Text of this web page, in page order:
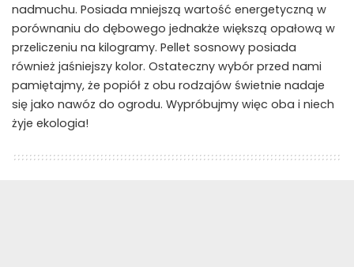
nadmuchu. Posiada mniejszą wartość energetyczną w
porównaniu do dębowego jednakże większą opałową w
przeliczeniu na kilogramy. Pellet sosnowy posiada
również jaśniejszy kolor. Ostateczny wybór przed nami
pamiętajmy, że popiół z obu rodzajów świetnie nadaje
się jako nawóz do ogrodu. Wypróbujmy więc oba i niech
żyje ekologia!